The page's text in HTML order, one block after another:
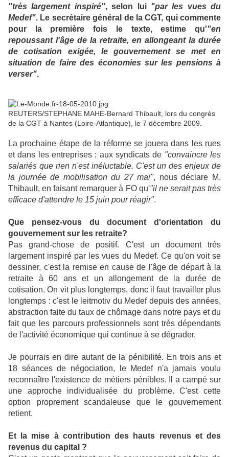
"très largement inspiré", selon lui "par les vues du
Medef". Le secrétaire général de la CGT, qui commente
pour la première fois le texte, estime qu'"en
repoussant l'âge de la retraite, en allongeant la durée
de cotisation exigée, le gouvernement se met en
situation de faire des économies sur les pensions à
verser".
REUTERS/STEPHANE MAHE-Bernard Thibault, lors du congrès
de la CGT à Nantes (Loire-Atlantique), le 7 décembre 2009.
La prochaine étape de la réforme se jouera dans les rues
et dans les entreprises : aux syndicats de "convaincre les
salariés que rien n'est inéluctable. C'est un des enjeux de
la journée de mobilisation du 27 mai", nous déclare M.
Thibault, en faisant remarquer à FO qu'"il ne serait pas très
efficace d'attendre le 15 juin pour réagir".
Que pensez-vous du document d'orientation du
gouvernement sur les retraite?
Pas grand-chose de positif. C'est un document très
largement inspiré par les vues du Medef. Ce qu'on voit se
dessiner, c'est la remise en cause de l'âge de départ à la
retraite à 60 ans et un allongement de la durée de
cotisation. On vit plus longtemps, donc il faut travailler plus
longtemps : c'est le leitmotiv du Medef depuis des années,
abstraction faite du taux de chômage dans notre pays et du
fait que les parcours professionnels sont très dépendants
de l'activité économique qui continue à se dégrader.
Je pourrais en dire autant de la pénibilité. En trois ans et
18 séances de négociation, le Medef n'a jamais voulu
reconnaître l'existence de métiers pénibles. Il a campé sur
une approche individualisée du problème. C'est cette
option proprement scandaleuse que le gouvernement
retient.
Et la mise à contribution des hauts revenus et des
revenus du capital ?